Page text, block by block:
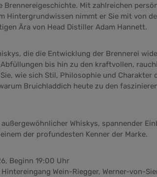
Mit zahlreichen
Hintergrundwissen nimmt er Sie mit von
Ära von Head Distiller Adam Hannett.
die die Entwicklung der Brennerei
bis hin zu den kraftvollen,
wie sich Stil, Philosophie und Charakter
Bruichladdich heute zu den
Whiskys, spannender
der profundesten Kenner der Marke.
Beginn 19:00 Uhr
Wein-Riegger, Werner-von-